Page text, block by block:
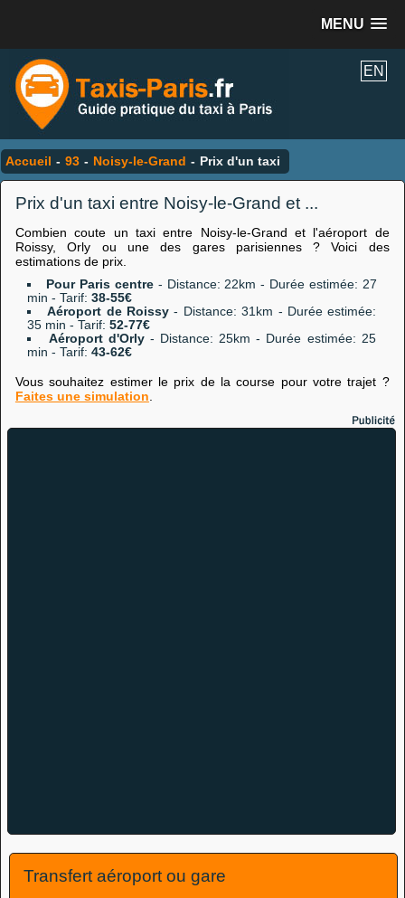
MENU
EN
Accueil - 93 - Noisy-le-Grand - Prix d'un taxi
Prix d'un taxi entre Noisy-le-Grand et ...
Combien coute un taxi entre Noisy-le-Grand et l'aéroport de
Roissy, Orly ou une des gares parisiennes ? Voici des
estimations de prix.
Pour Paris centre- Distance: 22km - Durée estimée: 27
min - Tarif: 38-55€
Aéroport de Roissy- Distance: 31km - Durée estimée:
35 min - Tarif: 52-77€
Aéroport d'Orly- Distance: 25km - Durée estimée: 25
min - Tarif: 43-62€
Vous souhaitez estimer le prix de la course pour votre trajet ?
Faites une simulation
Transfert aéroport ou gare